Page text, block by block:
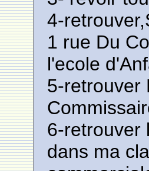
4-
1 rue Du
l'ecole
5-retrouver
6-retrouver
dans ma